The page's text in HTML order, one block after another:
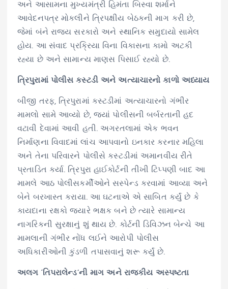
અને આસામના મુખ્યમંત્રી હિમંતા બિસ્વા શર્માને
આવેદનપત્ર મોકલીને ત્રિપક્ષીય બેઠકની માગ કરી છે,
જેમાં બંને રાજ્ય સરકારો અને સ્થાનિક સમુદાયો સામેલ
હોય. આ સંવાદ પ્રક્રિયા વિના વિકાસના કામો અટકી
રહ્યા છે અને સામાન્ય માણસ પિસાઈ રહ્યો છે.
ત્રિપુરામાં પોલીસ કસ્ટડી અને અત્યાચારનો કાળો અધ્યાય
બીજી તરફ, ત્રિપુરામાં કસ્ટડીમાં અત્યાચારનો ગંભીર
મામલો સામે આવ્યો છે, જ્યાં પોલીસની બર્બરતાની હદ
વટાવી દેવામાં આવી હતી. અગરતલામાં એક ભવન
નિર્માણના વિવાદમાં લાંચ આપવાનો ઇનકાર કરનાર મહિલા
અને તેના પરિવારને પોલીસે કસ્ટડીમાં અમાનવીય રીતે
પ્રતાડિત કર્યા. ત્રિપુરા હાઈકોર્ટની તીખી ટિપ્પણી બાદ આ
મામલે આઠ પોલીસકર્મીઓને સસ્પેન્ડ કરવામાં આવ્યા અને
બેને બરખાસ્ત કરાયા. આ ઘટનાએ એ સાબિત કર્યું છે કે
કાયદાના રક્ષકો જ્યારે ભક્ષક બને છે ત્યારે સામાન્ય
નાગરિકની સુરક્ષાનું શું થાય છે. કોર્ટની ડિવિઝન બેન્ચે આ
મામલાની ગંભીર નોંધ લઈને આરોપી પોલીસ
અધિકારીઓની કુંડળી તપાસવાનું શરૂ કર્યું છે.
અલગ ‘તિપરાલેન્ડ’ની માગ અને રાજકીય અસ્પષ્ટતા